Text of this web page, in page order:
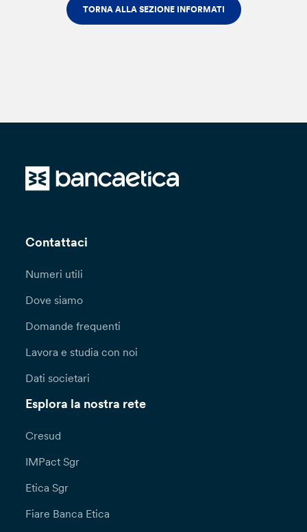
TORNA ALLA SEZIONE INFORMATI
Contattaci
Numeri utili
Dove siamo
Domande frequenti
Lavora e studia con noi
Dati societari
Esplora la nostra rete
Cresud
IMPact Sgr
Etica Sgr
Fiare Banca Etica